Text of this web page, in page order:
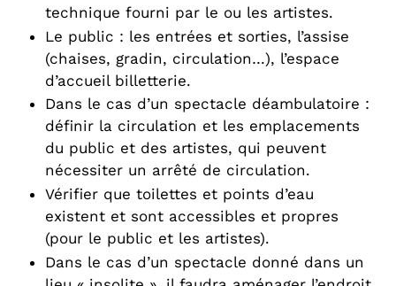
technique fourni par le ou les artistes.
Le public : les entrées et sorties, l’assise
(chaises, gradin, circulation…), l’espace
d’accueil billetterie.
Dans le cas d’un spectacle déambulatoire :
définir la circulation et les emplacements
du public et des artistes, qui peuvent
nécessiter un arrêté de circulation.
Vérifier que toilettes et points d’eau
existent et sont accessibles et propres
(pour le public et les artistes).
Dans le cas d’un spectacle donné dans un